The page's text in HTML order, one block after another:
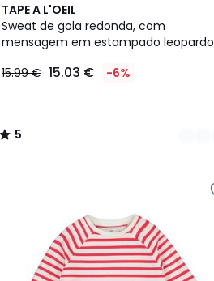
TAPE A L'OEIL
Sweat de gola redonda, com
mensagem em estampado leopardo
15.99 € 15.03 € -6%
5
/
5
2
Cores
5
/